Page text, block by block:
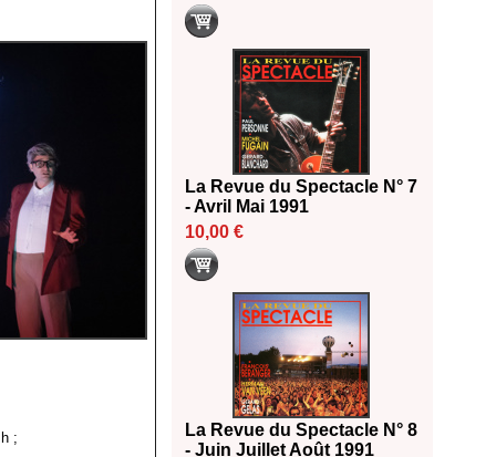
;
La Revue du Spectacle N° 7
- Avril Mai 1991
10,00 €
La Revue du Spectacle N° 8
- Juin Juillet Août 1991